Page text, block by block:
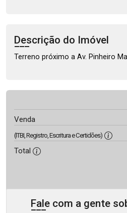
Descrição do Imóvel
Terreno próximo a Av. Pinheiro
Venda
(ITBI, Registro, Escritura e Certidões)
Total
Fale com a gente